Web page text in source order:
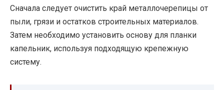
Сначала следует очистить край металлочерепицы от
пыли, грязи и остатков строительных материалов.
Затем необходимо установить основу для планки
капельник, используя подходящую крепежную
систему.